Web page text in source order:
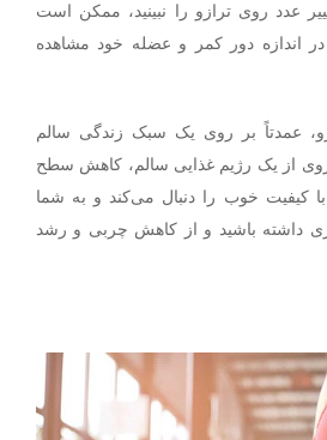
عدد روی ترازو را نبینید، ممکن است
اندازه دور کمر و عضله خود مشاهده
عمدتاً بر روی یک سبک زندگی سالم
از یک رژیم غذایی سالم، کاهش سطح
کیفیت خوب را دنبال می‌کند و به شما
داشته باشید و از کاهش چربی و رشد